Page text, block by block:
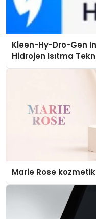
Kleen-Hy-Dro-Gen
Hidrojen Isıtma
Düzenleyici
Marie Rose